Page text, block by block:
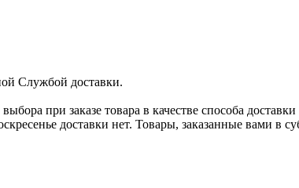
Службой доставки.
при заказе товара в качестве способа
доставки нет. Товары, заказанные вами в